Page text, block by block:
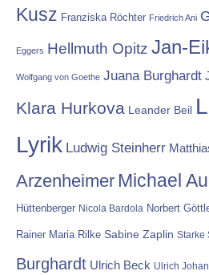
Kusz Franziska Röchter Friedrich Ani
Eggers Hellmuth Opitz Jan-
Wolfgang von Goethe Juana Burghardt
Klara Hurkova Leander Beil
Lyrik Ludwig Steinherr
Arzenheimer Michael
Hüttenberger Nicola Bardola Norbert
Rainer Maria Rilke Sabine Zaplin Starke
Burghardt Ulrich Beck Ulrich